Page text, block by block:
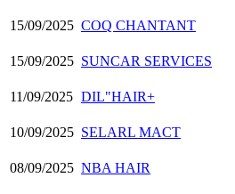
15/09/2025 COQ CHANTANT
15/09/2025 SUNCAR SERVICES
11/09/2025 DIL"HAIR+
10/09/2025 SELARL MACT
08/09/2025 NBA HAIR